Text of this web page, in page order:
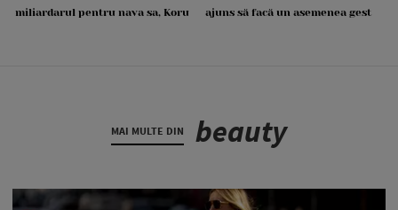
miliardarul pentru nava sa, Koru
ajuns să facă un asemenea gest
MAI MULTE DIN beauty